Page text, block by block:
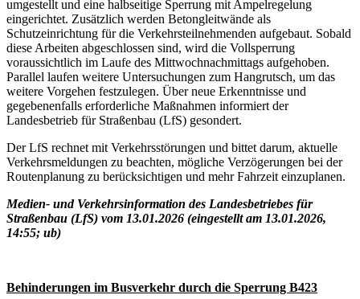
umgestellt und eine halbseitige Sperrung mit Ampelregelung
eingerichtet. Zusätzlich werden Betongleitwände als
Schutzeinrichtung für die Verkehrsteilnehmenden aufgebaut. Sobald
diese Arbeiten abgeschlossen sind, wird die Vollsperrung
voraussichtlich im Laufe des Mittwochnachmittags aufgehoben.
Parallel laufen weitere Untersuchungen zum Hangrutsch, um das
weitere Vorgehen festzulegen. Über neue Erkenntnisse und
gegebenenfalls erforderliche Maßnahmen informiert der
Landesbetrieb für Straßenbau (LfS) gesondert.
Der LfS rechnet mit Verkehrsstörungen und bittet darum, aktuelle
Verkehrsmeldungen zu beachten, mögliche Verzögerungen bei der
Routenplanung zu berücksichtigen und mehr Fahrzeit einzuplanen.
Medien- und Verkehrsinformation des Landesbetriebes für
Straßenbau (LfS) vom 13.01.2026 (eingestellt am 13.01.2026,
14:55; ub)
Behinderungen im Busverkehr durch die Sperrung B423